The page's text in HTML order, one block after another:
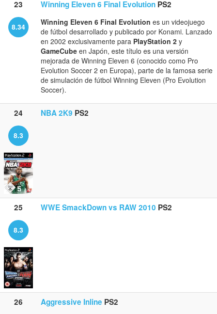
23 Winning Eleven 6 Final Evolution PS2
8.34 Winning Eleven 6 Final Evolution es un videojuego
de fútbol desarrollado y publicado por Konami. Lanzado
en 2002 exclusivamente para PlayStation 2 y
GameCube en Japón, este título es una versión
mejorada de Winning Eleven 6 (conocido como Pro
Evolution Soccer 2 en Europa), parte de la famosa serie
de simulación de fútbol Winning Eleven (Pro Evolution
Soccer).
24 NBA 2K9 PS2
8.3
25 WWE SmackDown vs RAW 2010 PS2
8.3
26 Aggressive Inline PS2